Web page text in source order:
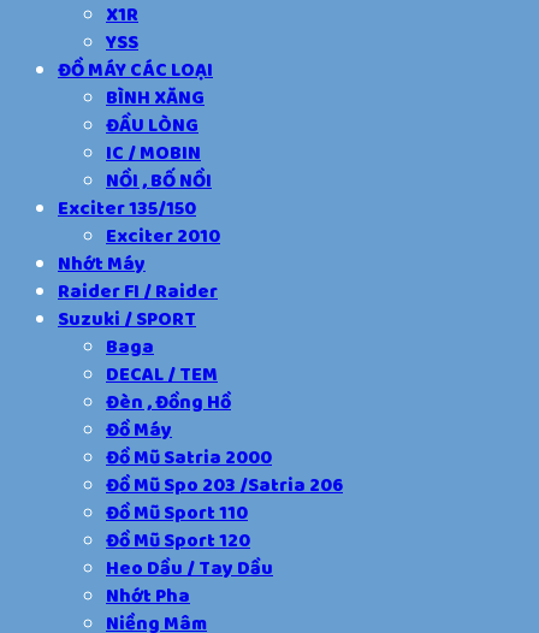
X1R
YSS
ĐỒ MÁY CÁC LOẠI
BÌNH XĂNG
ĐẦU LÒNG
IC / MOBIN
NỒI , BỐ NỒI
Exciter 135/150
Exciter 2010
Nhớt Máy
Raider FI / Raider
Suzuki / SPORT
Baga
DECAL / TEM
Đèn , Đồng Hồ
Đồ Máy
Đồ Mũ Satria 2000
Đồ Mũ Spo 203 /Satria 206
Đồ Mũ Sport 110
Đồ Mũ Sport 120
Heo Dầu / Tay Dầu
Nhớt Pha
Niềng Mâm